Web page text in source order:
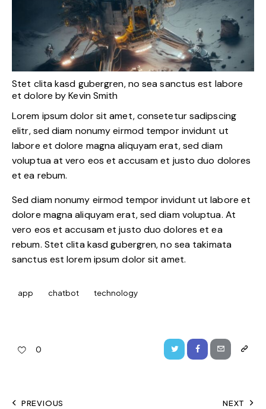
Stet clita kasd gubergren, no sea sanctus est labore
et dolore byKevin Smith
Lorem ipsum dolor sit amet, consetetur sadipscing
elitr, sed diam nonumy eirmod tempor invidunt ut
labore et dolore magna aliquyam erat, sed diam
voluptua at vero eos et accusam et justo duo dolores
et ea rebum.
Sed diam nonumy eirmod tempor invidunt ut labore et
dolore magna aliquyam erat, sed diam voluptua. At
vero eos et accusam et justo duo dolores et ea
rebum. Stet clita kasd gubergren, no sea takimata
sanctus est lorem ipsum dolor sit amet.
app chatbot technology
0
PREVIOUS NEXT